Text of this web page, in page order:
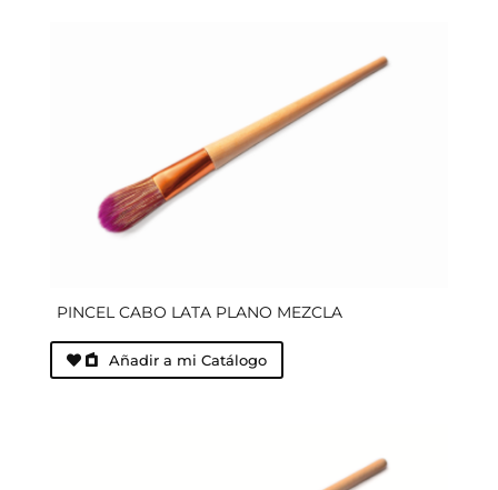
PINCEL CABO LATA PLANO MEZCLA
Añadir a mi Catálogo